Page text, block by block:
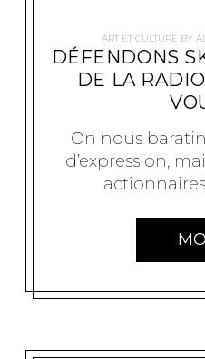
ART ET CULTURE BY
DÉFENDONS
DE LA
On nous
d’expression,